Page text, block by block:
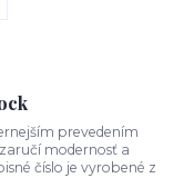
prevedením
modernosť a
číslo je vyrobené z